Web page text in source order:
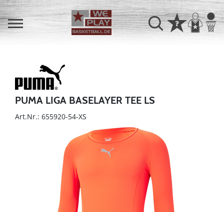
PUMA LIGA BASELAYER TEE LS
Art.Nr.: 655920-54-XS